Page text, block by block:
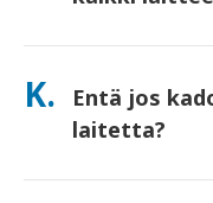
Kyllä—yhdistä jopa 10
sisällytämme mukaan
käyttöä varten.
K.
Entä jos
laitetta?
Voit lisätä